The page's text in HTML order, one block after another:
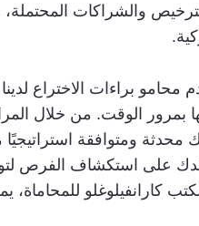
والشراكات المحتملة،
محامو براءات الاختراع
بمرور الوقت. من خلال
محدثة ومتوافقة
على استكشاف الفرص
كارانفيلوغلو